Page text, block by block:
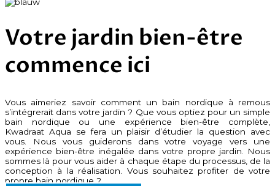
Votre jardin bien-être
commence ici
Vous aimeriez savoir comment un bain nordique à remous
s’intégrerait dans votre jardin ? Que vous optiez pour un simple
bain nordique ou une expérience bien-être complète,
Kwadraat Aqua se fera un plaisir d’étudier la question avec
vous. Nous vous guiderons dans votre voyage vers une
expérience bien-être inégalée dans votre propre jardin. Nous
sommes là pour vous aider à chaque étape du processus, de la
conception à la réalisation. Vous souhaitez profiter de votre
propre bain nordique ?